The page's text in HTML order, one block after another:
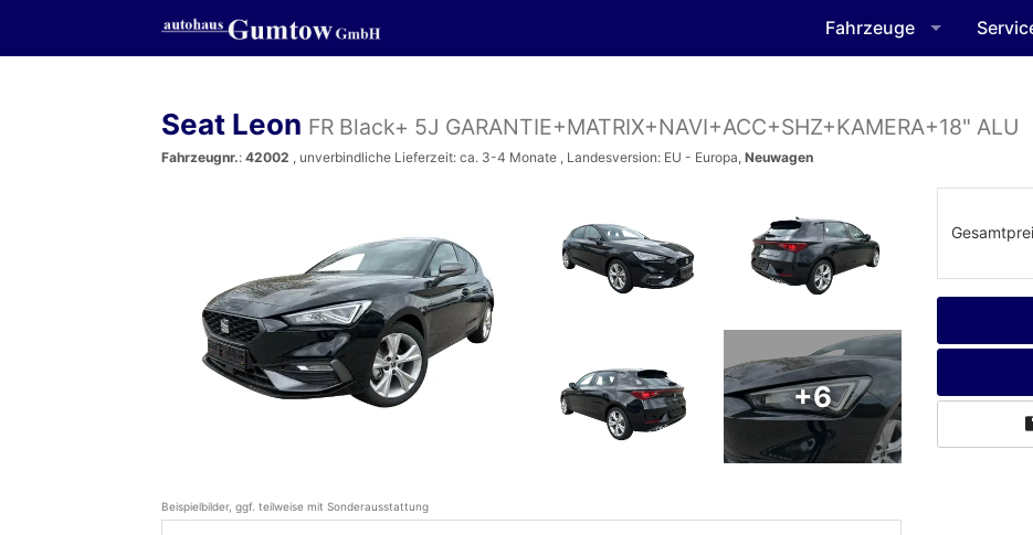
Fahrzeuge
Seat Leon FR Black+ 5J GARANTIE+MATRIX+NAVI+ACC+SHZ+KAMERA+18" ALU
Fahrzeugnr.: 42002 , unverbindliche Lieferzeit: ca. 3-4 Monate , Landesversion: EU - Europa, Neuwagen
+6
Beispielbilder, ggf. teilweise mit Sonderausstattung